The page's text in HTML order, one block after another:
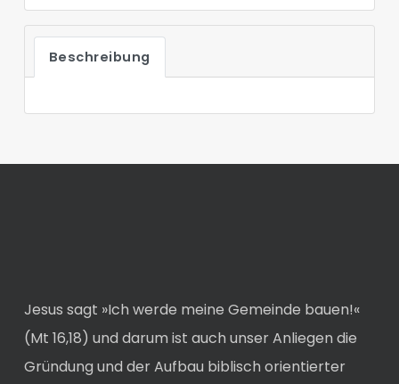
Beschreibung
Jesus sagt »Ich werde meine Gemeinde bauen!«
(Mt 16,18) und darum ist auch unser Anliegen die
Gründung und der Aufbau biblisch orientierter